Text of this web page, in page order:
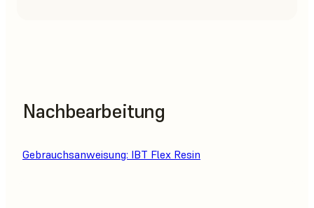
Nachbearbeitung
Gebrauchsanweisung: IBT Flex Resin